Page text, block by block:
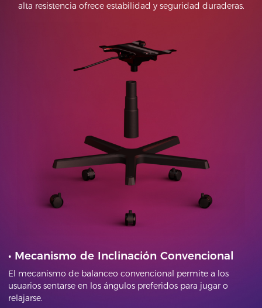
alta resistencia ofrece estabilidad y seguridad duraderas.
• Mecanismo de Inclinación Convencional
El mecanismo de balanceo convencional permite a los
usuarios sentarse en los ángulos preferidos para jugar o
relajarse.